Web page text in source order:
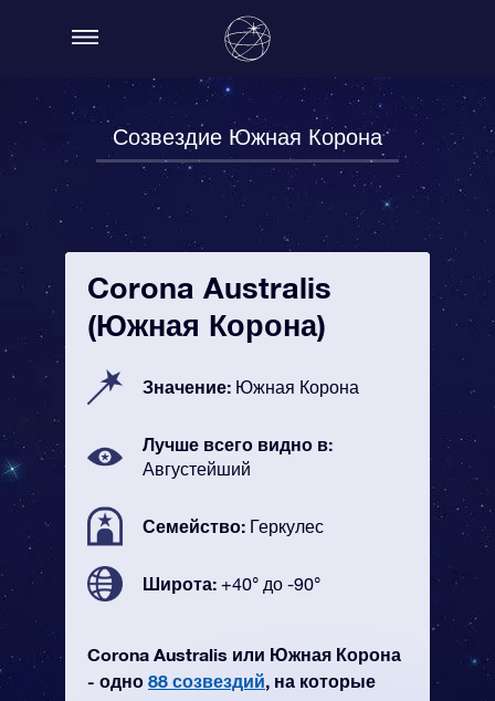
Созвездие Южная Корона
Corona Australis
(Южная Корона)
Значение: Южная Корона
Лучше всего видно в:
Августейший
Семейство: Геркулес
Широта: +40° до -90°
Corona Australis или Южная Корона
- одно 88 созвездий, на которые